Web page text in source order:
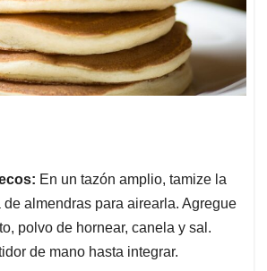
En un tazón amplio, tamize la
de almendras para airearla. Agregue
polvo de hornear, canela y sal.
de mano hasta integrar.